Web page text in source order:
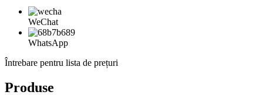
WeChat
WhatsApp
Întrebare pentru lista de prețuri
Produse